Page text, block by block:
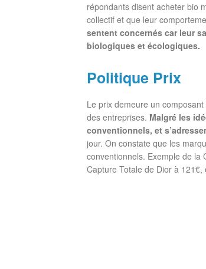
répondants disent acheter bio
collectif et que leur
sentent concernés car leur
biologiques et écologiques.
Politique Prix
Le prix demeure un
des entreprises. Malgré les
conventionnels, et
jour. On constate que les
conventionnels. Exemple de la
Capture Totale de Dior à